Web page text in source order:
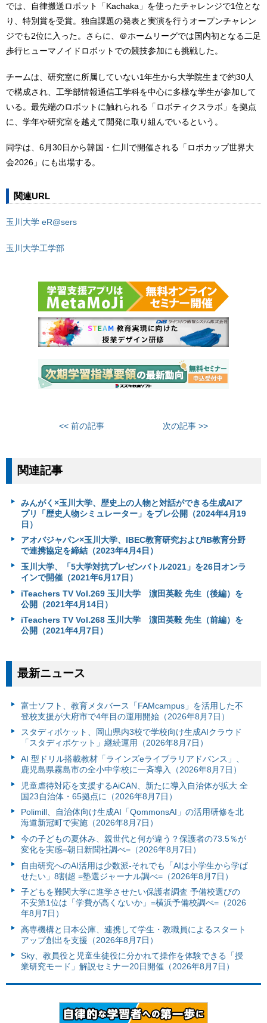
では、自律搬送ロボット「Kachaka」を使ったチャレンジで1位とな
り、特別賞を受賞。独自課題の発表と実演を行うオープンチャレン
ジでも2位に入った。さらに、＠ホームリーグでは国内初となる二足
歩行ヒューマノイドロボットでの競技参加にも挑戦した。
チームは、研究室に所属していない1年生から大学院生まで約30人
で構成され、工学部情報通信工学科を中心に多様な学生が参加して
いる。最先端のロボットに触れられる「ロボティクスラボ」を拠点
に、学年や研究室を越えて開発に取り組んでいるという。
同学は、6月30日から韓国・仁川で開催される「ロボカップ世界大
会2026」にも出場する。
関連URL
玉川大学 eR@sers
玉川大学工学部
<< 前の記事 次の記事 >>
関連記事
みんがく×玉川大学、歴史上の人物と対話ができる生成AIア
プリ「歴史人物シミュレーター」をプレ公開（2024年4月19
日）
アオバジャパン×玉川大学、IBEC教育研究およびIB教育分野
で連携協定を締結（2023年4月4日）
玉川大学、「5大学対抗プレゼンバトル2021」を26日オンラ
インで開催（2021年6月17日）
iTeachers TV Vol.269 玉川大学 濵田英毅 先生（後編）を
公開（2021年4月14日）
iTeachers TV Vol.268 玉川大学 濵田英毅 先生（前編）を
公開（2021年4月7日）
最新ニュース
富⼠ソフト、教育メタバース「FAMcampus」を活用した不
登校支援が大府市で4年目の運用開始（2026年8月7日）
スタディポケット、岡山県内3校で学校向け生成AIクラウド
「スタディポケット」継続運用（2026年8月7日）
AI 型ドリル搭載教材「ラインズeライブラリアドバンス」、
鹿児島県霧島市の全小中学校に一斉導入（2026年8月7日）
児童虐待対応を支援するAiCAN、新たに導入自治体が拡大 全
国23自治体・65拠点に（2026年8月7日）
Polimill、自治体向け生成AI「QommonsAI」の活用研修を北
海道新冠町で実施（2026年8月7日）
今の子どもの夏休み、親世代と何が違う？保護者の73.5％が
変化を実感=朝日新聞社調べ=（2026年8月7日）
自由研究へのAI活用は少数派-それでも「AIは小学生から学ば
せたい」8割超 =塾選ジャーナル調べ=（2026年8月7日）
子どもを難関大学に進学させたい保護者調査 予備校選びの
不安第1位は「学費が高くないか」=横浜予備校調べ=（2026
年8月7日）
高専機構と日本公庫、連携して学生・教職員によるスタート
アップ創出を支援（2026年8月7日）
Sky、教員役と児童生徒役に分かれて操作を体験できる「授
業研究モード」解説セミナー20日開催（2026年8月7日）